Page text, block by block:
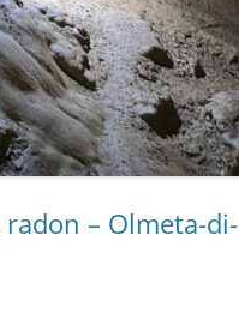
– Olmeta-di-